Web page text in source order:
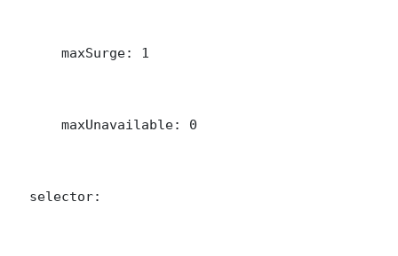
      maxSurge: 1
      maxUnavailable: 0
  selector: